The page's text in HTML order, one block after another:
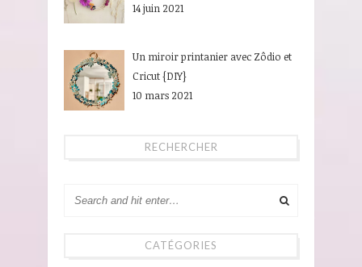
14 juin 2021
Un miroir printanier avec Zôdio et
Cricut {DIY}
10 mars 2021
RECHERCHER
CATÉGORIES